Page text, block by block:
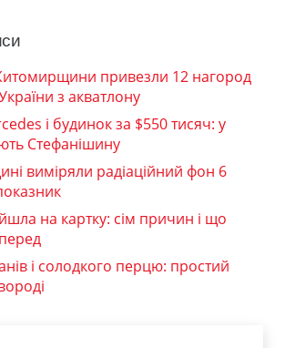
привезли 12 нагород
з акватлону
і будинок за $550 тисяч: у
Стефанішину
виміряли радіаційний фон 6
на картку: сім причин і що
і солодкого перцю: простий